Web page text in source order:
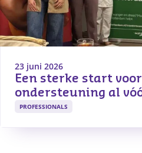
23 juni 2026
Een sterke start
ondersteuning al
PROFESSIONALS